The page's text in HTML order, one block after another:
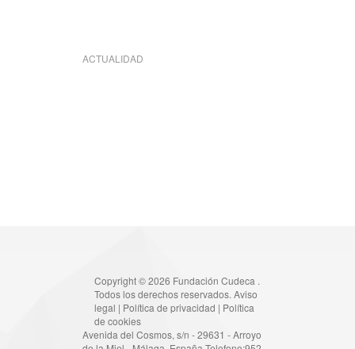
ACTUALIDAD
Copyright © 2026 Fundación Cudeca .
Todos los derechos reservados. Aviso
legal | Política de privacidad | Política
de cookies
Avenida del Cosmos, s/n - 29631 - Arroyo